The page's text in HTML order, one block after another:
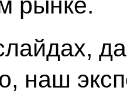
наш